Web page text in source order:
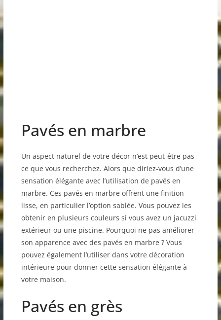
Pavés en marbre
Un aspect naturel de votre décor n’est peut-être pas
ce que vous recherchez. Alors que diriez-vous d’une
sensation élégante avec l’utilisation de pavés en
marbre. Ces pavés en marbre offrent une finition
lisse, en particulier l’option sablée. Vous pouvez les
obtenir en plusieurs couleurs si vous avez un jacuzzi
extérieur ou une piscine. Pourquoi ne pas améliorer
son apparence avec des pavés en marbre ? Vous
pouvez également l’utiliser dans votre décoration
intérieure pour donner cette sensation élégante à
votre maison.
Pavés en grès